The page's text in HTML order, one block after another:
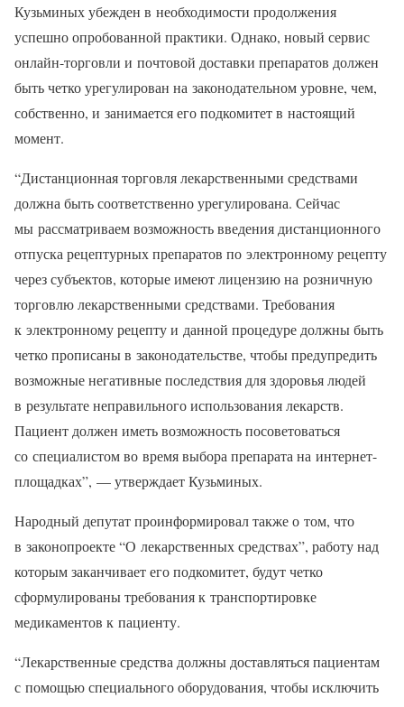
Кузьминых убежден в необходимости продолжения
успешно опробованной практики. Однако, новый сервис
онлайн-торговли и почтовой доставки препаратов должен
быть четко урегулирован на законодательном уровне, чем,
собственно, и занимается его подкомитет в настоящий
момент.
“Дистанционная торговля лекарственными средствами
должна быть соответственно урегулирована. Сейчас
мы рассматриваем возможность введения дистанционного
отпуска рецептурных препаратов по электронному рецепту
через субъектов, которые имеют лицензию на розничную
торговлю лекарственными средствами. Требования
к электронному рецепту и данной процедуре должны быть
четко прописаны в законодательстве, чтобы предупредить
возможные негативные последствия для здоровья людей
в результате неправильного использования лекарств.
Пациент должен иметь возможность посоветоваться
со специалистом во время выбора препарата на интернет-
площадках”, — утверждает Кузьминых.
Народный депутат проинформировал также о том, что
в законопроекте “О лекарственных средствах”, работу над
которым заканчивает его подкомитет, будут четко
сформулированы требования к транспортировке
медикаментов к пациенту.
“Лекарственные средства должны доставляться пациентам
с помощью специального оборудования, чтобы исключить